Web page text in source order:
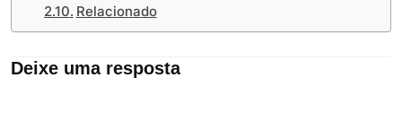
Relacionado
Deixe uma resposta